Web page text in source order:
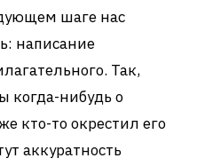
шаге нас
написание
Так,
когда-нибудь о
кто-то окрестил его
аккуратность